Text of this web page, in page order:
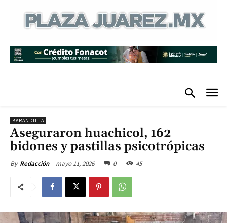
BARANDILLA
Aseguraron huachicol, 162
bidones y pastillas psicotrópicas
By Redacción mayo 11, 2026 0 45